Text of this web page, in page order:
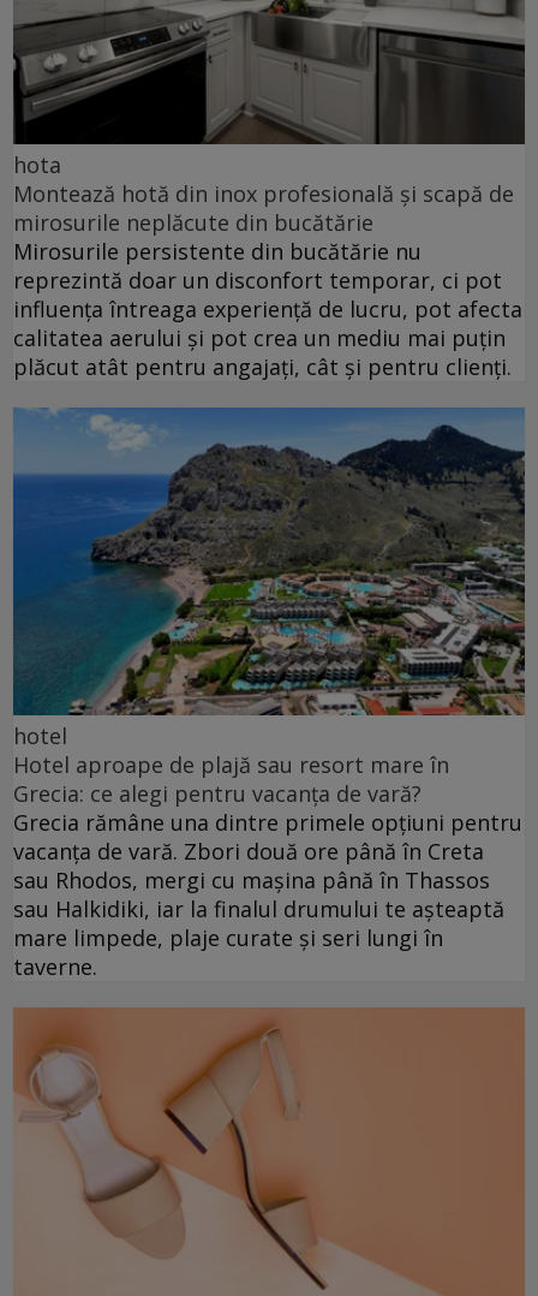
hota
Montează hotă din inox profesională și scapă de
mirosurile neplăcute din bucătărie
Mirosurile persistente din bucătărie nu
reprezintă doar un disconfort temporar, ci pot
influența întreaga experiență de lucru, pot afecta
calitatea aerului și pot crea un mediu mai puțin
plăcut atât pentru angajați, cât și pentru clienți.
hotel
Hotel aproape de plajă sau resort mare în
Grecia: ce alegi pentru vacanța de vară?
Grecia rămâne una dintre primele opțiuni pentru
vacanța de vară. Zbori două ore până în Creta
sau Rhodos, mergi cu mașina până în Thassos
sau Halkidiki, iar la finalul drumului te așteaptă
mare limpede, plaje curate și seri lungi în
taverne.